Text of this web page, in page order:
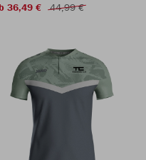
36,49 €
44,99 €